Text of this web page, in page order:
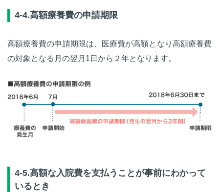
4-4.高額療養費の申請期限
高額療養費の申請期限は、医療費が高額となり高額療養費
の対象となる月の翌月1日から２年となります。
4-5.高額な入院費を支払うことが事前にわかって
いるとき